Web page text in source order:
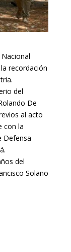
recordación
del
De
al acto
con la
Defensa
del
Solano